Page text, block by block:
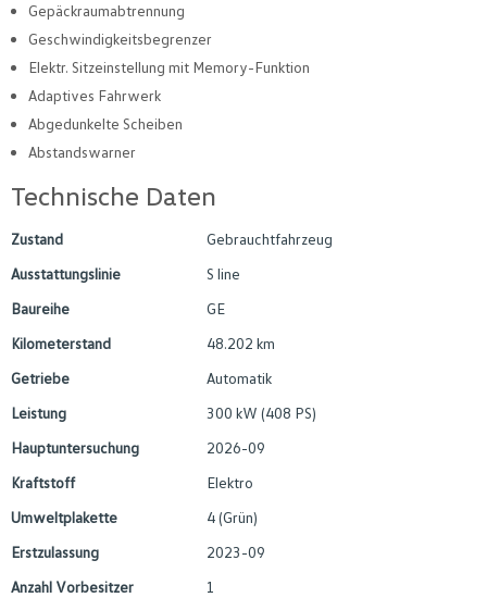
Gepäckraumabtrennung
Geschwindigkeitsbegrenzer
Elektr. Sitzeinstellung mit Memory-Funktion
Adaptives Fahrwerk
Abgedunkelte Scheiben
Abstandswarner
Technische Daten
Zustand
Gebrauchtfahrzeug
Ausstattungslinie
S line
Baureihe
GE
Kilometerstand
48.202 km
Getriebe
Automatik
Leistung
300 kW (408 PS)
Hauptuntersuchung
2026-09
Kraftstoff
Elektro
Umweltplakette
4 (Grün)
Erstzulassung
2023-09
Anzahl Vorbesitzer
1